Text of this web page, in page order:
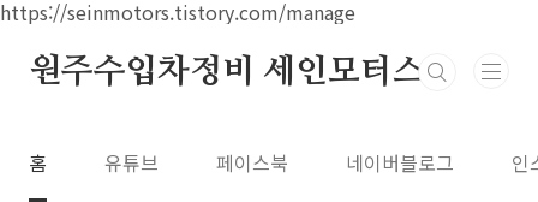
https://seinmotors.tistory.com/manage
본문 바로가기
원주수입차정비 세인모터스
홈 유튜브 페이스북 네이버블로그 인